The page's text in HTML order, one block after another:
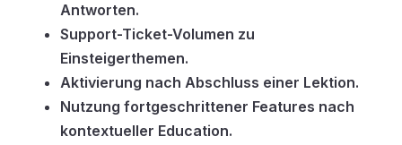
Antworten.
Support-Ticket-Volumen zu
Einsteigerthemen.
Aktivierung nach Abschluss einer Lektion.
Nutzung fortgeschrittener Features nach
kontextueller Education.